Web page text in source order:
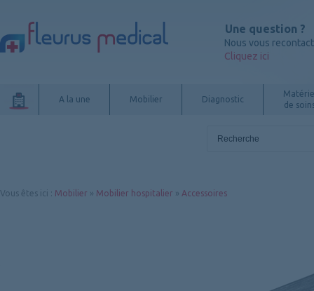
Une question ?
Nous vous
Cliquez ici
A la une Mobilier Diagnostic
de
Vous êtes ici Mobilier » Mobilier hospitalier » Accessoires